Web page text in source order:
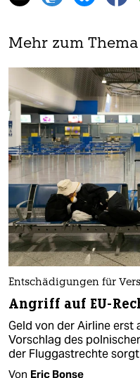
Mehr zum Thema
Entschädigungen für
Angriff auf EU-
Geld von der Airline erst
Vorschlag des
der Fluggastrechte
Von Eric Bonse